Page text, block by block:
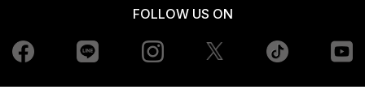
FOLLOW US ON
Facebook Instagram tiktok